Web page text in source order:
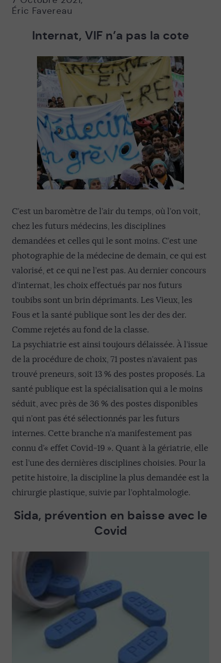
Éric Favereau
Internat, VIF n’a pas la cote
C’est un baromètre de l’air du temps, où l’on voit,
chez les futurs médecins, les disciplines
demandées et celles qui le sont moins. C’est une
photographie de la médecine de demain, ce qui est
valorisé, et ce qui ne l’est pas. Au dernier concours
d’internat, les choix effectués par nos futurs
toubibs sont un brin déprimants. Les Vieux, les
Fous et la santé publique sont les der des der.
Comme rejetés au fond de la classe.
La psychiatrie est ainsi toujours délaissée. À l’issue
de la procédure de choix, 71 postes n’avaient pas
trouvé preneurs, soit 13 % des postes proposés. La
santé publique est la spécialisation qui a le moins
séduit, avec près de 36 % des postes disponibles
qui n’ont pas été sélectionnés par les futurs
internes. Cette branche n’a manifestement pas
connu d’« effet Covid-19 ». Quant à la gériatrie, elle
est l’une des dernières disciplines choisies. Pour la
petite histoire, la discipline la plus demandée est la
chirurgie plastique, suivie par l’ophtalmologie.
Sida, prévention en baisse avec le
Covid